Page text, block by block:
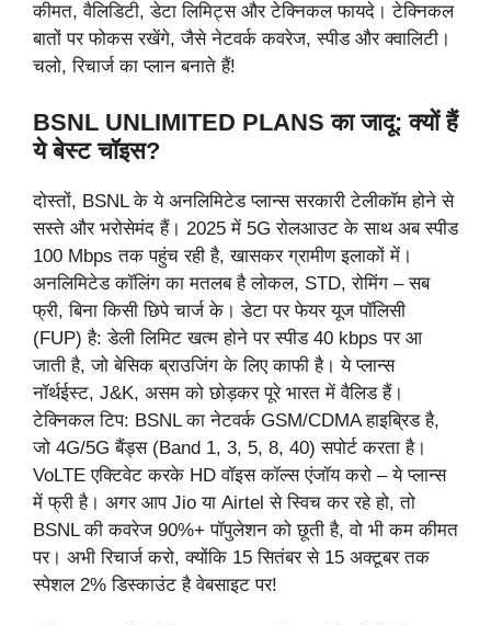
कीमत, वैलिडिटी, डेटा लिमिट्स और टेक्निकल फायदे। टेक्निकल
बातों पर फोकस रखेंगे, जैसे नेटवर्क कवरेज, स्पीड और क्वालिटी।
चलो, रिचार्ज का प्लान बनाते हैं!
BSNL UNLIMITED PLANS का जादू: क्यों हैं
ये बेस्ट चॉइस?
दोस्तों, BSNL के ये अनलिमिटेड प्लान्स सरकारी टेलीकॉम होने से
सस्ते और भरोसेमंद हैं। 2025 में 5G रोलआउट के साथ अब स्पीड
100 Mbps तक पहुंच रही है, खासकर ग्रामीण इलाकों में।
अनलिमिटेड कॉलिंग का मतलब है लोकल, STD, रोमिंग – सब
फ्री, बिना किसी छिपे चार्ज के। डेटा पर फेयर यूज पॉलिसी
(FUP) है: डेली लिमिट खत्म होने पर स्पीड 40 kbps पर आ
जाती है, जो बेसिक ब्राउजिंग के लिए काफी है। ये प्लान्स
नॉर्थईस्ट, J&K, असम को छोड़कर पूरे भारत में वैलिड हैं।
टेक्निकल टिप: BSNL का नेटवर्क GSM/CDMA हाइब्रिड है,
जो 4G/5G बैंड्स (Band 1, 3, 5, 8, 40) सपोर्ट करता है।
VoLTE एक्टिवेट करके HD वॉइस कॉल्स एंजॉय करो – ये प्लान्स
में फ्री है। अगर आप Jio या Airtel से स्विच कर रहे हो, तो
BSNL की कवरेज 90%+ पॉपुलेशन को छूती है, वो भी कम कीमत
पर। अभी रिचार्ज करो, क्योंकि 15 सितंबर से 15 अक्टूबर तक
स्पेशल 2% डिस्काउंट है वेबसाइट पर!